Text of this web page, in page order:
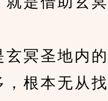
圣地内的
，根本无从